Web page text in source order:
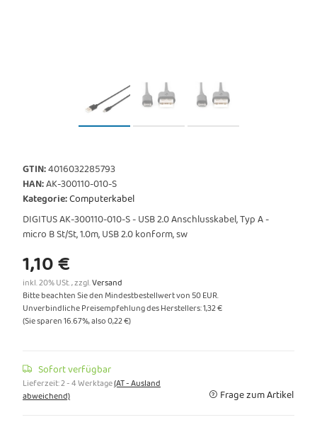
GTIN:4016032285793
HAN:AK-300110-010-S
Kategorie:Computerkabel
DIGITUS AK-300110-010-S - USB 2.0 Anschlusskabel, Typ A -
micro B St/St, 1.0m, USB 2.0 konform, sw
1,10 €
inkl. 20% USt. , zzgl.Versand
Bitte beachten Sie den Mindestbestellwert von 50 EUR.
Unverbindliche Preisempfehlung des Herstellers:1,32 €
(Sie sparen16.67%, also0,22 €)
Sofort verfügbar
Lieferzeit:2 - 4 Werktage(AT - Ausland
abweichend)
Frage zum Artikel